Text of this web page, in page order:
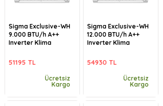
Sigma Exclusive-WH
9.000 BTU/h A++
Inverter Klima
51195 TL
Ücretsiz
Kargo
Sigma Exclusive-WH
12.000 BTU/h A++
Inverter Klima
54930 TL
Ücretsiz
Kargo